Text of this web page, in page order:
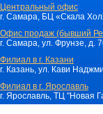
Центральный офис
г. Самара, БЦ «Скала
Офис продаж (бывший
г. Самара, ул. Фрунзе, д.
Филиал в г. Казани
г. Казань, ул. Кави
Филиал в г. Ярославль
г. Ярославль, ТЦ "Новая